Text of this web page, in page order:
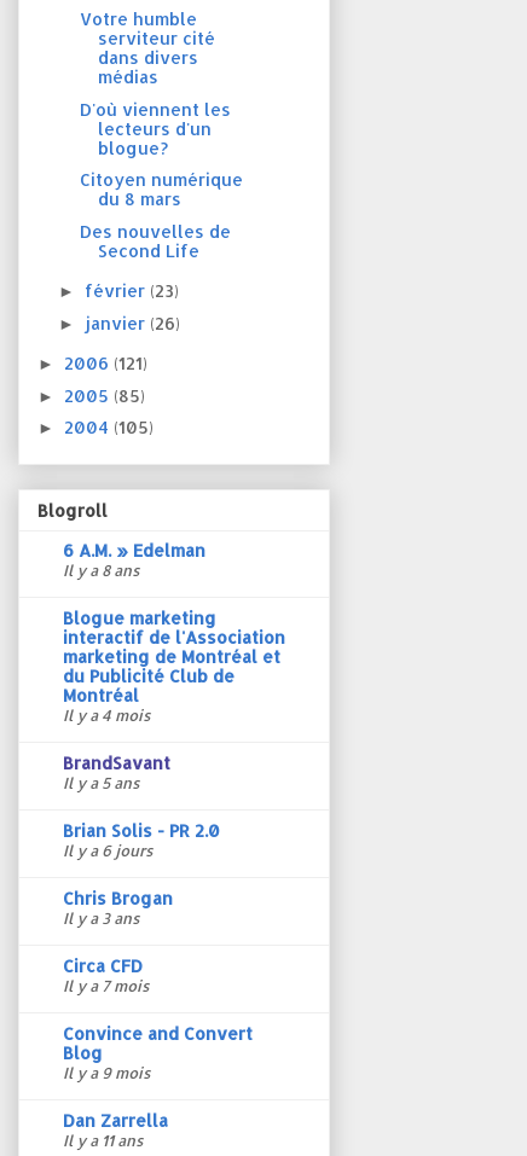
Votre humble
serviteur cité
dans divers
médias
D'où viennent les
lecteurs d'un
blogue?
Citoyen numérique
du 8 mars
Des nouvelles de
Second Life
► février (23)
► janvier (26)
► 2006 (121)
► 2005 (85)
► 2004 (105)
Blogroll
6 A.M. » Edelman
Il y a 8 ans
Blogue marketing
interactif de l'Association
marketing de Montréal et
du Publicité Club de
Montréal
Il y a 4 mois
BrandSavant
Il y a 5 ans
Brian Solis - PR 2.0
Il y a 6 jours
Chris Brogan
Il y a 3 ans
Circa CFD
Il y a 7 mois
Convince and Convert
Blog
Il y a 9 mois
Dan Zarrella
Il y a 11 ans